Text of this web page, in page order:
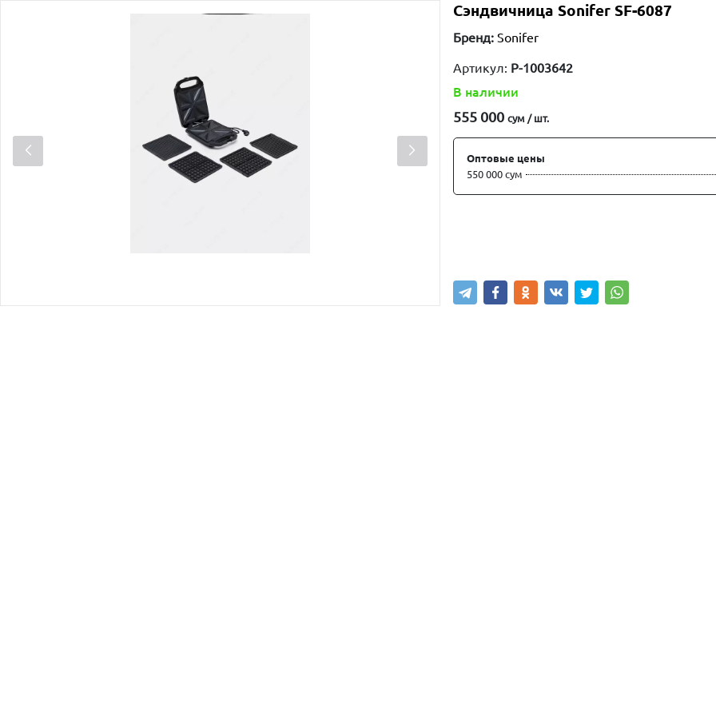
Cэндвичница Sonifer SF-6087
Бренд: Sonifer
Артикул: P-1003642
В наличии
555 000 сум / шт.
Оптовые цены
550 000 сум